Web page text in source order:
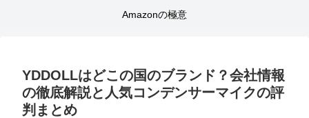
Amazonの極意
YDDOLLはどこの国のブランド？会社情報
の徹底解説と人気コンデンサーマイクの評
判まとめ